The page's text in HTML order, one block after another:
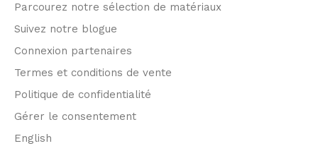
Parcourez notre sélection de matériaux
Suivez notre blogue
Connexion partenaires
Termes et conditions de vente
Politique de confidentialité
Gérer le consentement
English